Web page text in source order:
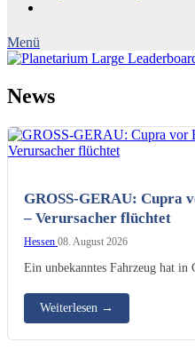
News
GROSS-GERAU: Cupra
– Verursacher flüchtet
Hessen 08. August 2026
Ein unbekanntes Fahrzeug hat in
Weiterlesen →